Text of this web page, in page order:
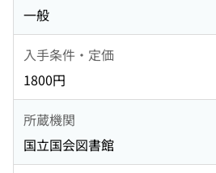
一般
入手条件・定価
1800円
所蔵機関
国立国会図書館